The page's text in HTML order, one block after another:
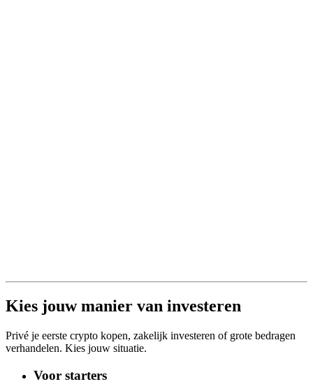
Kies jouw manier van investeren
Privé je eerste crypto kopen, zakelijk investeren of grote bedragen
verhandelen. Kies jouw situatie.
Voor starters